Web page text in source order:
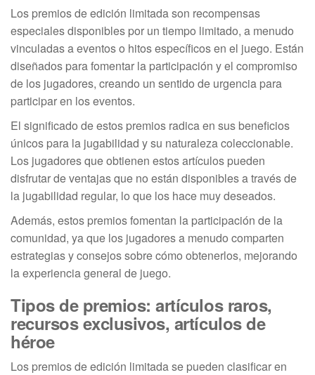
Los premios de edición limitada son recompensas
especiales disponibles por un tiempo limitado, a menudo
vinculadas a eventos o hitos específicos en el juego. Están
diseñados para fomentar la participación y el compromiso
de los jugadores, creando un sentido de urgencia para
participar en los eventos.
El significado de estos premios radica en sus beneficios
únicos para la jugabilidad y su naturaleza coleccionable.
Los jugadores que obtienen estos artículos pueden
disfrutar de ventajas que no están disponibles a través de
la jugabilidad regular, lo que los hace muy deseados.
Además, estos premios fomentan la participación de la
comunidad, ya que los jugadores a menudo comparten
estrategias y consejos sobre cómo obtenerlos, mejorando
la experiencia general de juego.
Tipos de premios: artículos raros,
recursos exclusivos, artículos de
héroe
Los premios de edición limitada se pueden clasificar en